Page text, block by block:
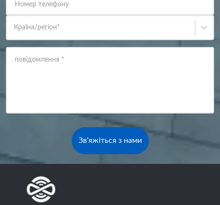
Номер телефону
Країна/регіон*
повідомлення *
Зв'яжіться з нами